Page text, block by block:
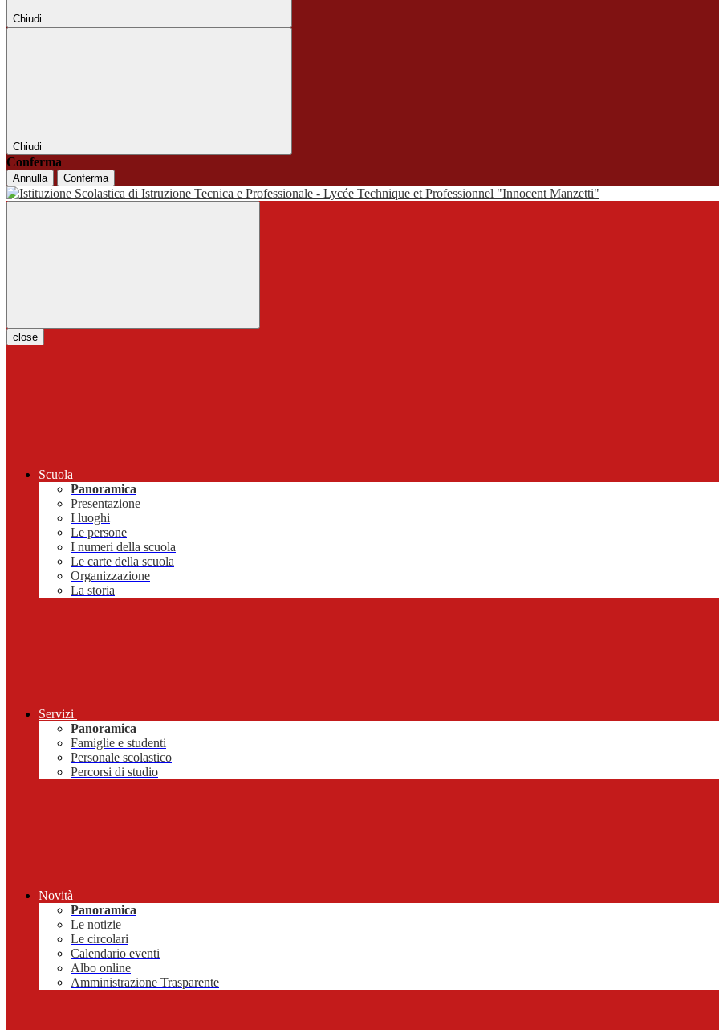
Chiudi
Chiudi
Conferma
Annulla Conferma
close
Scuola
Panoramica
Presentazione
I luoghi
Le persone
I numeri della scuola
Le carte della scuola
Organizzazione
La storia
Servizi
Panoramica
Famiglie e studenti
Personale scolastico
Percorsi di studio
Novità
Panoramica
Le notizie
Le circolari
Calendario eventi
Albo online
Amministrazione Trasparente